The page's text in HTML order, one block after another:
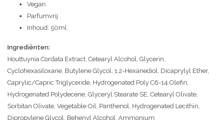
Vegan
Parfumvrij
Inhoud: 50ml.
Ingrediënten:
Houttuynia Cordata Extract, Cetearyl Alcohol, Glycerin,
Cyclohexasiloxane, Butylene Glycol, 1,2-Hexanediol, Dicaprylyl Ether,
Caprylic/Capric Triglyceride, Hydrogenated Poly C6-14 Olefin,
Hydrogenated Polydecene, Glyceryl Stearate SE, Cetearyl Olivate,
Sorbitan Olivate, Vegetable Oil, Panthenol, Hydrogenated Lecithin,
Dipropylene Glycol, Behenyl Alcohol, Ammonium